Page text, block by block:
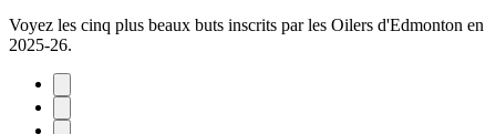
Voyez les cinq plus beaux buts inscrits par les Oilers d'Edmonton en
2025-26.